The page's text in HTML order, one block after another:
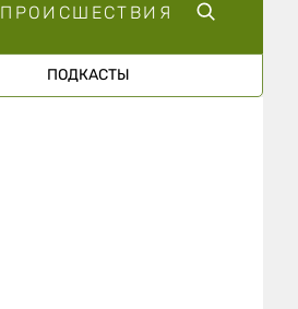
ПРОИСШЕСТВИЯ
ПОДКАСТЫ